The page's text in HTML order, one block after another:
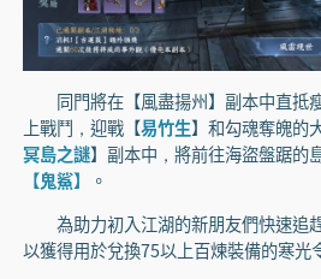
同門將在【風盡揚州】副本中直抵
上戰鬥，迎戰【易竹生】和勾魂奪魄的
冥島之謎】副本中，將前往海盜盤踞的
【鬼鯊】
。
為助力初入江湖的新朋友們快速追
以獲得用於兌換75以上百煉裝備的寒光